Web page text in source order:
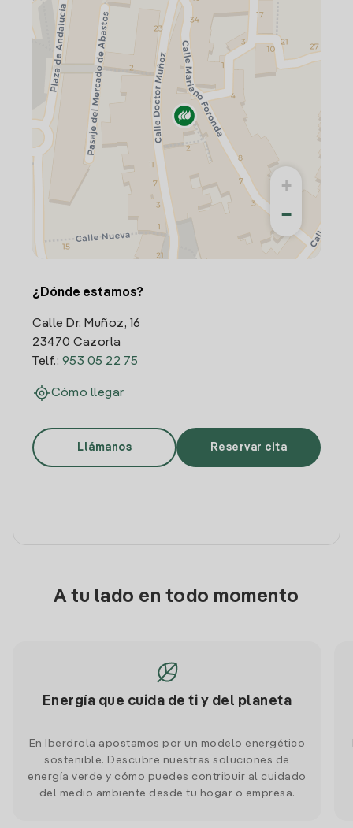
+
−
¿Dónde estamos?
Calle Dr. Muñoz, 16
23470 Cazorla
Telf.: 953 05 22 75
Cómo llegar
Llámanos Reservar cita
A tu lado en todo momento
Energía que cuida de ti y del planeta
En Iberdrola apostamos por un modelo energético
sostenible. Descubre nuestras soluciones de
energía verde y cómo puedes contribuir al cuidado
del medio ambiente desde tu hogar o empresa.